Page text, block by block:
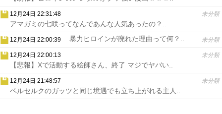
12月24日 22:31:48 未分類
アマガミの七咲ってなんであんな人気あったの？..
12月24日 22:00:39 未分類
暴力ヒロインが廃れた理由って何？..
12月24日 22:00:13 未分類
【悲報】Xで活動する絵師さん、終了 マジでヤバい..
12月24日 21:48:57 未分類
ベルセルクのガッツと同じ境遇でも立ち上がれる主人..